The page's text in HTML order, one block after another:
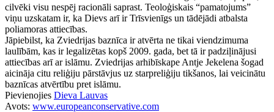
cilvēki visu nespēj racionāli saprast. Teoloģiskais “pamatojums”
viņu uzskatam ir, ka Dievs arī ir Trīsvienīgs un tādējādi atbalsta
poliamoras attiecības.
Jāpiebilst, ka Zviedrijas baznīca ir atvērta ne tikai viendzimuma
laulībām, kas ir legalizētas kopš 2009. gada, bet tā ir padziļinājusi
attiecības arī ar islāmu. Zviedrijas arhibīskape Antje Jekelena šogad
aicināja citu reliģiju pārstāvjus uz starpreliģiju tikšanos, lai veicinātu
baznīcas atvērtību pret islāmu.
Pievienojies Dieva Lauvas
Avots: www.europeanconservative.com